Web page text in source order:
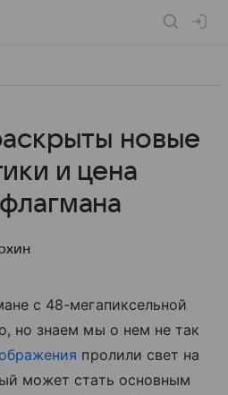
новые
и цена
с 48-мегапиксельной
но знаем мы о нем не так
пролили свет на
может стать основным